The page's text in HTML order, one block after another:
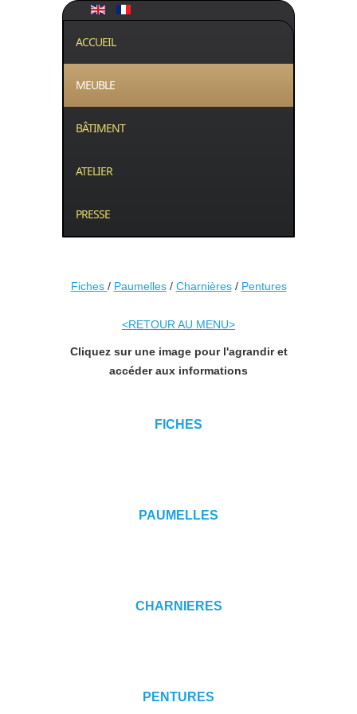
ACCUEIL
MEUBLE
BÂTIMENT
ATELIER
PRESSE
Fiches / Paumelles/ Charnières/ Pentures
<RETOUR AU MENU>
Cliquez sur une image pour l'agrandir et
accéder aux informations
FICHES
PAUMELLES
CHARNIERES
PENTURES